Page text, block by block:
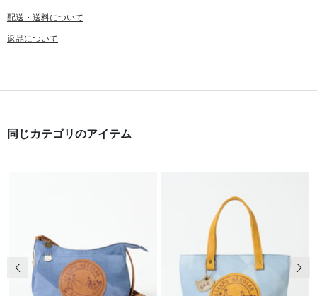
配送・送料について
返品について
同じカテゴリのアイテム
前の画像